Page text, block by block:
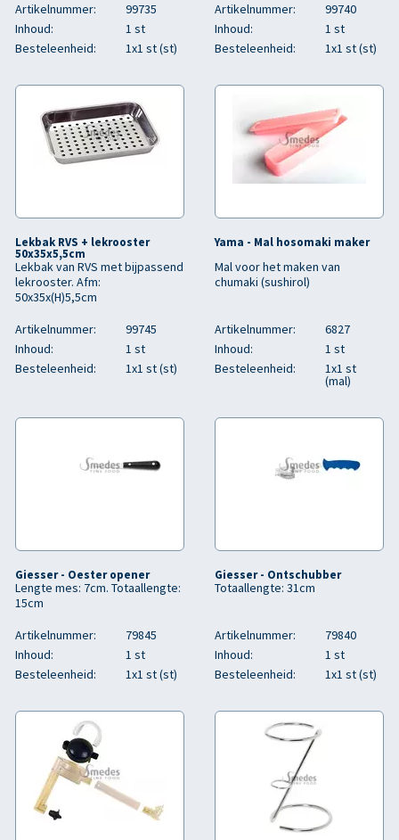
Artikelnummer:
99735
Inhoud:
1 st
Besteleenheid:
1x1 st (st)
Artikelnummer:
99740
Inhoud:
1 st
Besteleenheid:
1x1 st (st)
Lekbak RVS + lekrooster
50x35x5,5cm
Lekbak van RVS met bijpassend
lekrooster. Afm:
50x35x(H)5,5cm
Artikelnummer:
99745
Inhoud:
1 st
Besteleenheid:
1x1 st (st)
Yama - Mal hosomaki maker
Mal voor het maken van
chumaki (sushirol)
Artikelnummer:
6827
Inhoud:
1 st
Besteleenheid:
1x1 st
(mal)
Giesser - Oester opener
Lengte mes: 7cm. Totaallengte:
15cm
Artikelnummer:
79845
Inhoud:
1 st
Besteleenheid:
1x1 st (st)
Giesser - Ontschubber
Totaallengte: 31cm
Artikelnummer:
79840
Inhoud:
1 st
Besteleenheid:
1x1 st (st)